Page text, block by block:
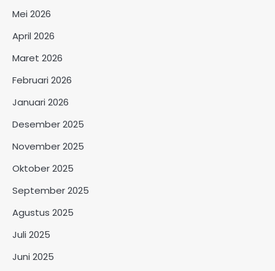
Mei 2026
April 2026
Maret 2026
Februari 2026
Januari 2026
Desember 2025
November 2025
Oktober 2025
September 2025
Agustus 2025
Juli 2025
Juni 2025